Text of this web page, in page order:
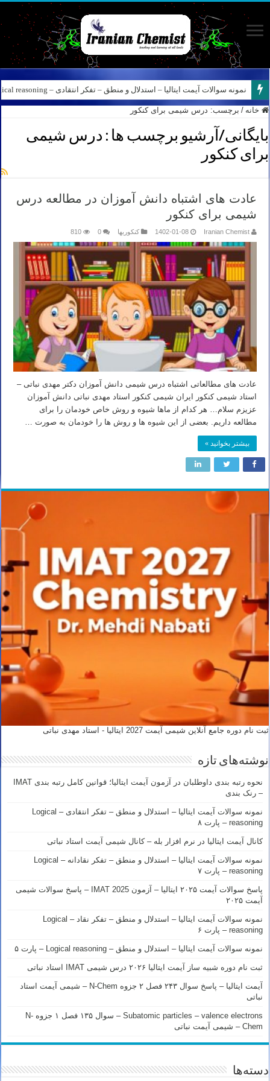
نمونه سوالات آیمت ایتالیا – استدلال و منطق – تفکر انتقادی – Logical reasoning – پارت ۸
خانه / برچسب: درس شیمی برای کنکور
بایگانی/آرشیو برچسب ها : درس شیمی
برای کنکور
عادت های اشتباه دانش آموزان در مطالعه درس
شیمی برای کنکور
Iranian Chemist
1402-01-08 کنکوریها 0
810
عادت های مطالعاتی اشتباه درس شیمی دانش آموزان دکتر مهدی نباتی –
استاد شیمی کنکور ایران شیمی کنکور استاد مهدی نباتی دانش آموزان
عزیزم سلام… هر کدام از ماها شیوه و روش خاص خودمان را برای
مطالعه داریم. بعضی از این شیوه ها و روش ها را خودمان به صورت …
بیشتر بخوانید »
ثبت نام دوره جامع آنلاین شیمی آیمت 2027 ایتالیا - استاد مهدی نباتی
نوشته‌های تازه
نحوه رتبه بندی داوطلبان در آزمون آیمت ایتالیا؛ قوانین کامل رتبه بندی IMAT
– رنک بندی
نمونه سوالات آیمت ایتالیا – استدلال و منطق – تفکر انتقادی – Logical
reasoning – پارت ۸
کانال آیمت ایتالیا در نرم افزار بله – کانال شیمی آیمت استاد نباتی
نمونه سوالات آیمت ایتالیا – استدلال و منطق – تفکر نقادانه – Logical
reasoning – پارت ۷
پاسخ سوالات آیمت ۲۰۲۵ ایتالیا – آزمون IMAT 2025 – پاسخ سوالات شیمی
آیمت ۲۰۲۵
نمونه سوالات آیمت ایتالیا – استدلال و منطق – تفکر نقاد – Logical
reasoning – پارت ۶
نمونه سوالات آیمت ایتالیا – استدلال و منطق – Logical reasoning – پارت ۵
ثبت نام دوره شبیه ساز آیمت ایتالیا ۲۰۲۶ درس شیمی IMAT استاد نباتی
آیمت ایتالیا – پاسخ سوال ۲۴۳ فصل ۲ جزوه N-Chem – شیمی آیمت استاد
نباتی
Subatomic particles – valence electrons – سوال ۱۳۵ فصل ۱ جزوه N-
Chem – شیمی آیمت نباتی
دسته‌ها